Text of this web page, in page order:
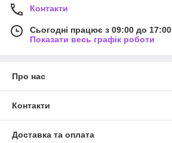
Контакти
Сьогодні працює з 09:00 до 17:00
Показати весь графік роботи
Про нас
Контакти
Доставка та оплата